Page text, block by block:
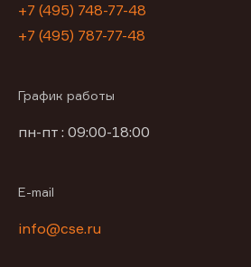
+7 (495) 748-77-48
+7 (495) 787-77-48
График работы
пн-пт : 09:00-18:00
E-mail
info@cse.ru